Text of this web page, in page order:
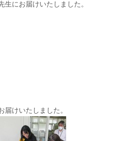
にお届けいたしました。
届けいたしました。